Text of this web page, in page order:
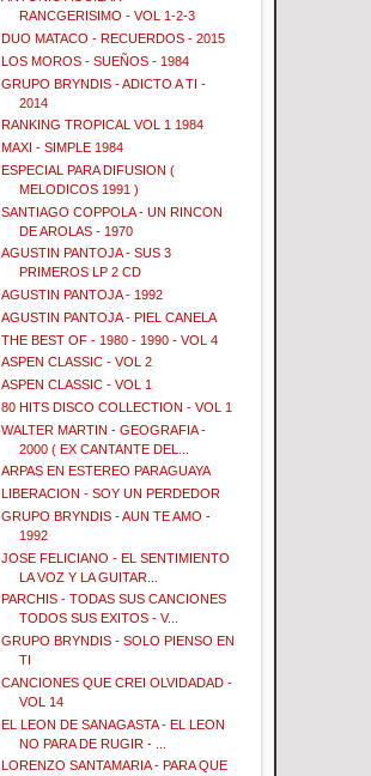
RANCGERISIMO - VOL 1-2-3
DUO MATACO - RECUERDOS - 2015
LOS MOROS - SUEÑOS - 1984
GRUPO BRYNDIS - ADICTO A TI -
2014
RANKING TROPICAL VOL 1 1984
MAXI - SIMPLE 1984
ESPECIAL PARA DIFUSION (
MELODICOS 1991 )
SANTIAGO COPPOLA - UN RINCON
DE AROLAS - 1970
AGUSTIN PANTOJA - SUS 3
PRIMEROS LP 2 CD
AGUSTIN PANTOJA - 1992
AGUSTIN PANTOJA - PIEL CANELA
THE BEST OF - 1980 - 1990 - VOL 4
ASPEN CLASSIC - VOL 2
ASPEN CLASSIC - VOL 1
80 HITS DISCO COLLECTION - VOL 1
WALTER MARTIN - GEOGRAFIA -
2000 ( EX CANTANTE DEL...
ARPAS EN ESTEREO PARAGUAYA
LIBERACION - SOY UN PERDEDOR
GRUPO BRYNDIS - AUN TE AMO -
1992
JOSE FELICIANO - EL SENTIMIENTO
LA VOZ Y LA GUITAR...
PARCHIS - TODAS SUS CANCIONES
TODOS SUS EXITOS - V...
GRUPO BRYNDIS - SOLO PIENSO EN
TI
CANCIONES QUE CREI OLVIDADAD -
VOL 14
EL LEON DE SANAGASTA - EL LEON
NO PARA DE RUGIR - ...
LORENZO SANTAMARIA - PARA QUE